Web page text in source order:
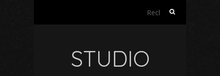
Rechercher :
STUDIO